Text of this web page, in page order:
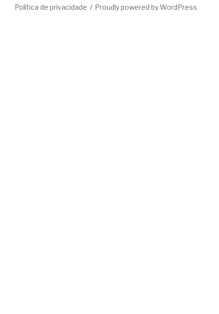
Política de privacidade Proudly powered by WordPress